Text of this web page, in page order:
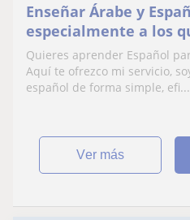
Enseñar Árabe y
especialmente a los
forma simple y
Quieres aprender Español
Aquí te ofrezco mi servicio,
español de forma simple, efi...
ver más